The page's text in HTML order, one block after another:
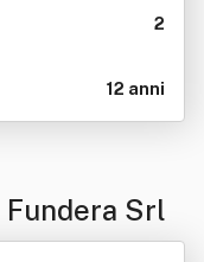
2
12 anni
Fundera Srl